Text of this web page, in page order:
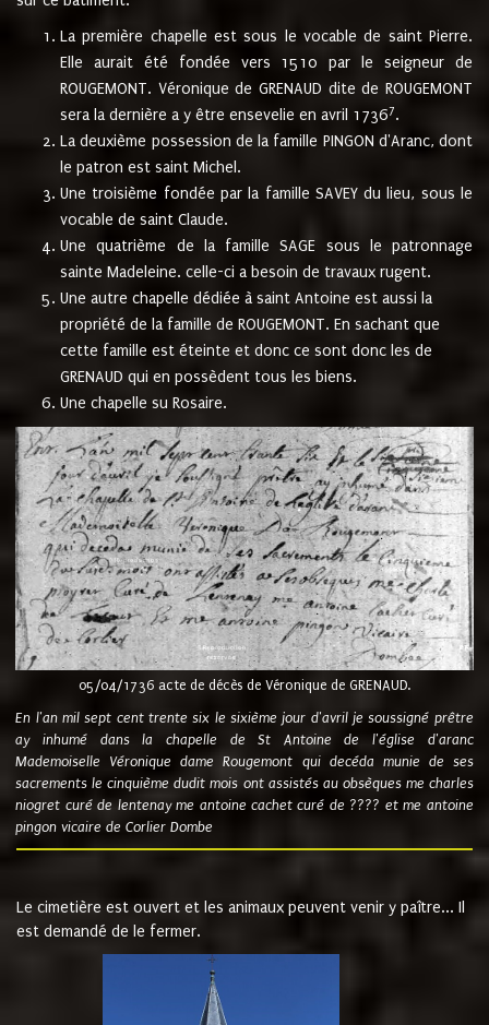
La première chapelle est sous le vocable de saint Pierre.
Elle aurait été fondée vers 1510 par le seigneur de
ROUGEMONT. Véronique de GRENAUD dite de ROUGEMONT
sera la dernière a y être ensevelie en avril 17367.
La deuxième possession de la famille PINGON d'Aranc, dont
le patron est saint Michel.
Une troisième fondée par la famille SAVEY du lieu, sous le
vocable de saint Claude.
Une quatrième de la famille SAGE sous le patronnage
sainte Madeleine. celle-ci a besoin de travaux rugent.
Une autre chapelle dédiée à saint Antoine est aussi la
propriété de la famille de ROUGEMONT. En sachant que
cette famille est éteinte et donc ce sont donc les de
GRENAUD qui en possèdent tous les biens.
Une chapelle su Rosaire.
05/04/1736 acte de décès de Véronique de GRENAUD.
En l'an mil sept cent trente six le sixième jour d'avril je soussigné prêtre
ay inhumé dans la chapelle de St Antoine de l'église d'aranc
Mademoiselle Véronique dame Rougemont qui decéda munie de ses
sacrements le cinquième dudit mois ont assistés au obsèques me charles
niogret curé de lentenay me antoine cachet curé de ???? et me antoine
pingon vicaire de Corlier Dombe
Le cimetière est ouvert et les animaux peuvent venir y paître... Il
est demandé de le fermer.